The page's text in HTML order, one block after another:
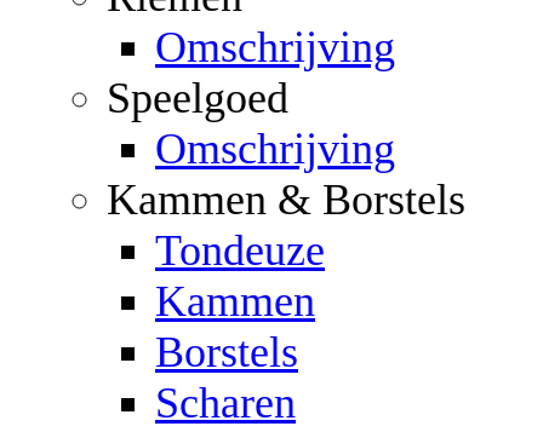
Omschrijving
Speelgoed
Omschrijving
Kammen & Borstels
Tondeuze
Kammen
Borstels
Scharen